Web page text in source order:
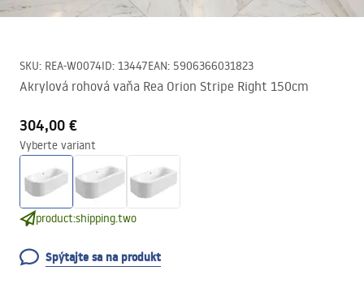
SKU: REA-W0074ID: 13447EAN: 5906366031823
Akrylová rohová vaňa Rea Orion Stripe Right 150cm
304,00 €
Vyberte variant
product:shipping.two
Spýtajte sa na produkt